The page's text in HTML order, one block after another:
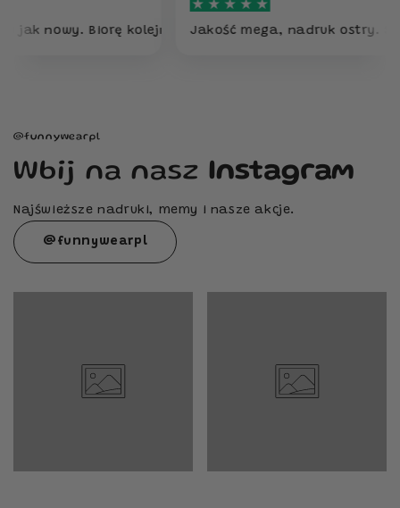
Biorę kolejne. Jakość mega, nadruk ostry. Sąsiad
@funnywearpl
Wbij na nasz Instagram
Najświeższe nadruki, memy i nasze akcje.
@funnywearpl